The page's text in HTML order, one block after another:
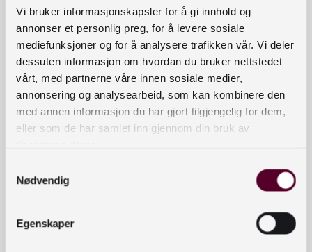
Vi bruker informasjonskapsler for å gi innhold og
annonser et personlig preg, for å levere sosiale
mediefunksjoner og for å analysere trafikken vår. Vi deler
dessuten informasjon om hvordan du bruker nettstedet
vårt, med partnerne våre innen sosiale medier,
annonsering og analysearbeid, som kan kombinere den
med annen informasjon du har gjort tilgjengelig for dem,
eller som de har samlet inn gjennom din bruk av
Nødvendig
Egenskaper
Merseyside,
United Kingdom
Snarveier
Send inn bidrag
Om kompetansebanken
Tilgjengelighetserklæring